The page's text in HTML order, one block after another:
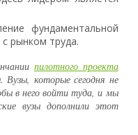
фундаментальной
рынком труда.
пилотного проекта
Вузы, которые сегодня не
в него войти туда, и мы
вузы дополнили этот